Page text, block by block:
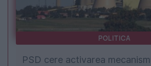
POLITICA
PSD cere activarea